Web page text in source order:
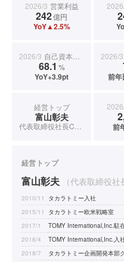
2026/3 営業利益
242億円
YoY▲2.5%
2026/3 自己資本比率
68.1 %
YoY+3.9pt
2026/3
前
経営トップ
富山彰夫
前
経営トップ
富山彰夫 （代表取締役社
2010/11
タカラトミー入社
2015/11
タカラトミー欧米戦略室
2017/1
TOMY International,Inc.駐
2018/4
TOMY International,Inc.入
2018/7
タカラトミー企画開発本部